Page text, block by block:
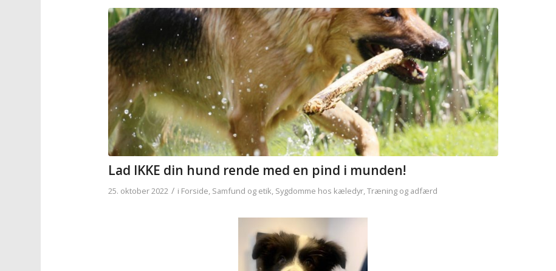
Lad IKKE din hund rende med en pind i munden!
25. oktober 2022 / i Forside, Samfund og etik, Sygdomme hos kæledyr,Træning og adfærd